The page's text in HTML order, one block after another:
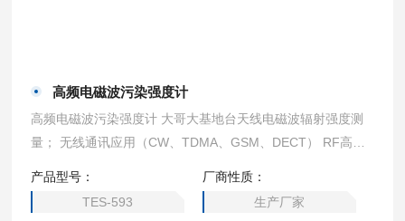
高频电磁波污染强度计
高频电磁波污染强度计 大哥大基地台天线电磁波辐射强度测
量； 无线通讯应用（CW、TDMA、GSM、DECT） RF高频
Fi）侦测、安装 无线针孔摄影机与qie听器之侦测 ； 家用无线
TEL电磁波辐射强度测量 ； 微波炉辐射泄漏侦测 ； 公司或家
产品型号：
TES-593
厂商性质：
生产厂家